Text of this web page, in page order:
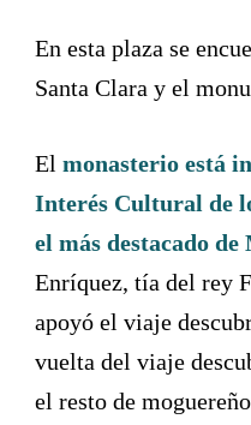
En esta plaza se
Santa Clara y el
El monasterio está
Interés Cultural de
el más destacado de
Enríquez, tía del rey
apoyó el viaje
vuelta del viaje
el resto de